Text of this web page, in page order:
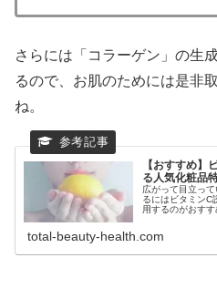
さらには「コラーゲン」の生
るので、お肌のためには是非
ね。
【おすすめ】
る人気化粧品
広がって目立っ
るにはビタミンC
用するのがおす
粧品を特集！蒸
いてケアした後
total-beauty-health.com